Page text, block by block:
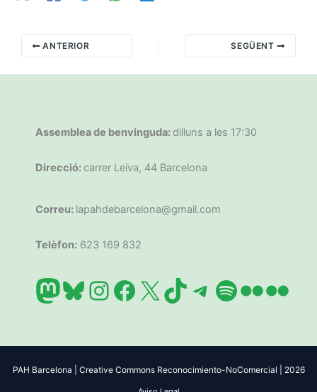
ANTERIOR SEGÜENT
Assemblea de benvinguda: dilluns a les 17:30
Direcció: carrer Leiva, 44 Barcelona
Correu: lapahdebarcelona@gmail.com
Telèfon: 623 169 832
Mastodon
Bluesky
Instagram
Facebook
X TikTok
Telegram
Spotify
Flickr
PAH Barcelona | Creative Commons Reconocimiento-NoComercial | 2026